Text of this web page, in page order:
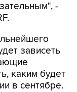
-
зависеть
каким будет
в сентябре.